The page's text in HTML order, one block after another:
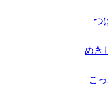
つ
めき
こ